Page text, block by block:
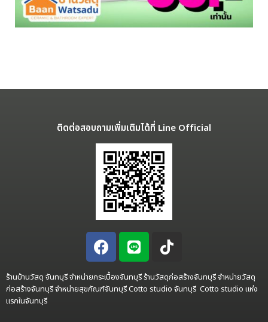
ติดต่อสอบถามเพิ่มเติมได้ที่ Line Official
ร้านบ้านวัสดุ จันทบุรี จำหน่ายกระเบื้องจันทบุรี ร้านวัสดุก่อสร้างจันทบุรี จำหน่ายวัสดุ
ก่อสร้างจันทบุรี จำหน่ายสุขภัณฑ์จันทบุรี Cotto studio จันทบุรี Cotto studio แห่ง
แรกในจันทบุรี